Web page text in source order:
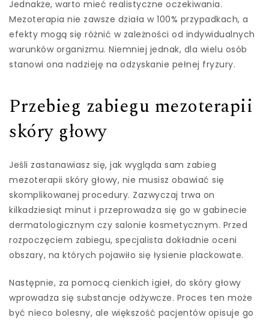
Jednakże, warto mieć realistyczne oczekiwania.
Mezoterapia nie zawsze działa w 100% przypadkach, a
efekty mogą się różnić w zależności od indywidualnych
warunków organizmu. Niemniej jednak, dla wielu osób
stanowi ona nadzieję na odzyskanie pełnej fryzury.
Przebieg zabiegu mezoterapii
skóry głowy
Jeśli zastanawiasz się, jak wygląda sam zabieg
mezoterapii skóry głowy, nie musisz obawiać się
skomplikowanej procedury. Zazwyczaj trwa on
kilkadziesiąt minut i przeprowadza się go w gabinecie
dermatologicznym czy salonie kosmetycznym. Przed
rozpoczęciem zabiegu, specjalista dokładnie oceni
obszary, na których pojawiło się łysienie plackowate.
Następnie, za pomocą cienkich igieł, do skóry głowy
wprowadza się substancje odżywcze. Proces ten może
być nieco bolesny, ale większość pacjentów opisuje go